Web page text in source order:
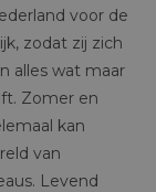
voor de
zodat zij zich
alles wat maar
Zomer en
kan
van
Levend